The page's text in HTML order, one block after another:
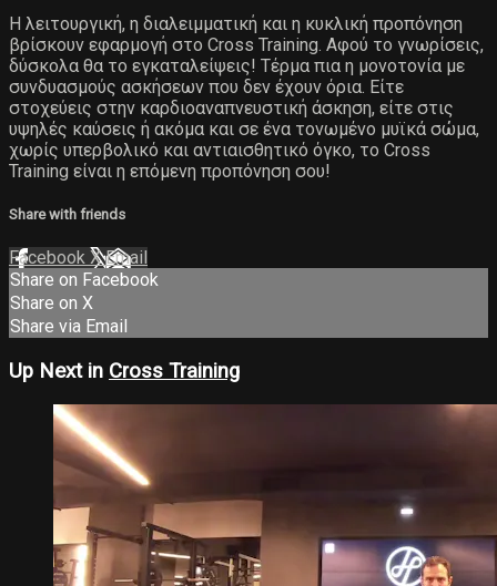
Η λειτουργική, η διαλειμματική και η κυκλική προπόνηση
βρίσκουν εφαρμογή στο Cross Training. Αφού το γνωρίσεις,
δύσκολα θα το εγκαταλείψεις! Τέρμα πια η μονοτονία με
συνδυασμούς ασκήσεων που δεν έχουν όρια. Είτε
στοχεύεις στην καρδιοαναπνευστική άσκηση, είτε στις
υψηλές καύσεις ή ακόμα και σε ένα τονωμένο μυϊκά σώμα,
χωρίς υπερβολικό και αντιαισθητικό όγκο, το Cross
Training είναι η επόμενη προπόνηση σου!
Share with friends
Facebook XEmail
Share on Facebook
Share on X
Share via Email
Up Next in Cross Training